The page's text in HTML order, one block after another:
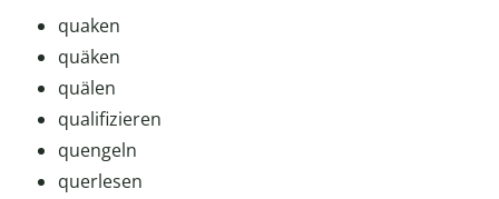
quaken
quäken
quälen
qualifizieren
quengeln
querlesen